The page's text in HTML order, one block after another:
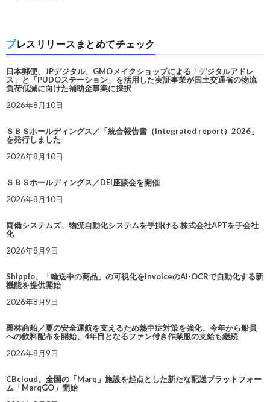
プレスリリースまとめてチェック
日本郵便、JPデジタル、GMOメイクショップによる「デジタルアドレ
ス」と「PUDOステーション」を活用した実証事業が国土交通省の物流
負荷低減に向けた補助金事業に採択
2026年8月10日
ＳＢＳホールディングス／「統合報告書（Integrated report）2026」
を発行しました
2026年8月10日
ＳＢＳホールディングス／DEI座談会を開催
2026年8月10日
両備システムズ、物流自動化システムを手掛ける 株式会社APTを子会社
化
2026年8月9日
Shippio、「輸送中の商品」の可視化をInvoiceのAI-OCRで自動化する新
機能を提供開始
2026年8月9日
栗林商船／夏の安全運航を支えるため熱中症対策を強化。今年から船員
への飲料配布を開始、4年目となるファン付き作業服の支給も継続
2026年8月9日
CBcloud、全国の「Marq」施設を起点とした新たな配送プラットフォー
ム「MarqGO」開始